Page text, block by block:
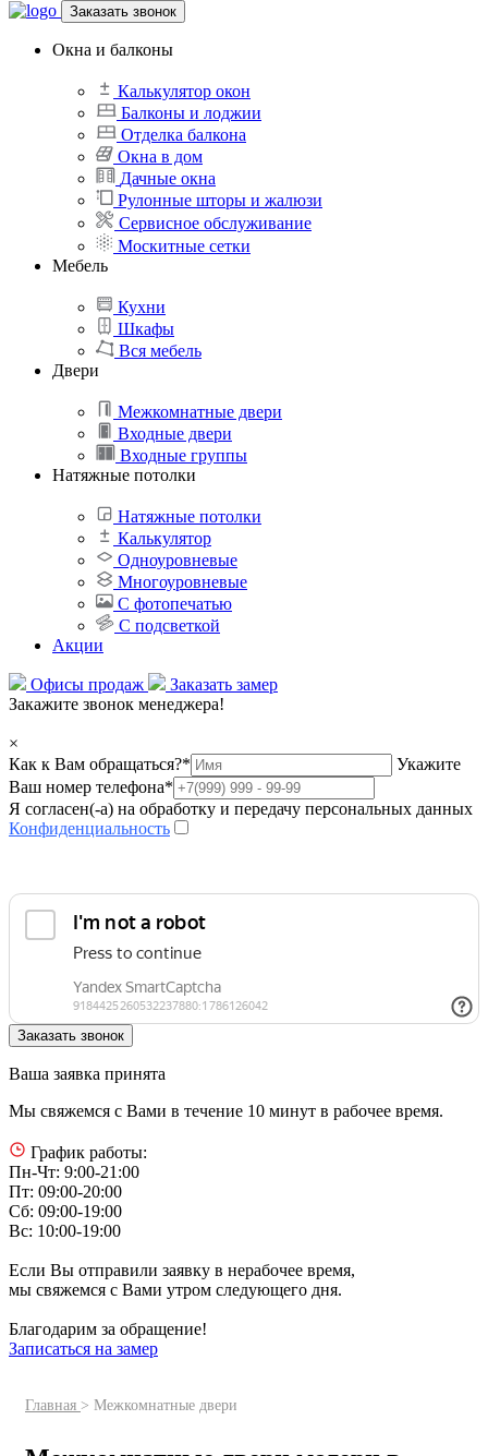
Заказать звонок
Окна и балконы
Калькулятор окон
Балконы и лоджии
Отделка балкона
Окна в дом
Дачные окна
Рулонные шторы и жалюзи
Сервисное обслуживание
Москитные сетки
Мебель
Кухни
Шкафы
Вся мебель
Двери
Межкомнатные двери
Входные двери
Входные группы
Натяжные потолки
Натяжные потолки
Калькулятор
Одноуровневые
Многоуровневые
С фотопечатью
С подсветкой
Акции
Офисы продаж
Заказать замер
Закажите звонок менеджера!
×
Как к Вам обращаться?*
Укажите
Ваш номер телефона*
Я согласен(-а) на обработку и передачу персональных данных
Конфиденциальность
Ваша заявка принята
Мы свяжемся с Вами в течение 10 минут в рабочее время.
График работы:
Пн-Чт: 9:00-21:00
Пт: 09:00-20:00
Сб: 09:00-19:00
Вс: 10:00-19:00
Если Вы отправили заявку в нерабочее время,
мы свяжемся с Вами утром следующего дня.
Благодарим за обращение!
Записаться на замер
Главная > Межкомнатные двери